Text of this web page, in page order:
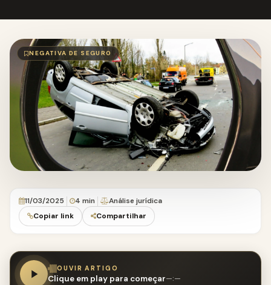
NEGATIVA DE SEGURO
11/03/2025 4 min
Análise jurídica
Copiar link
Compartilhar
OUVIR ARTIGO
Clique em play para começar—:—